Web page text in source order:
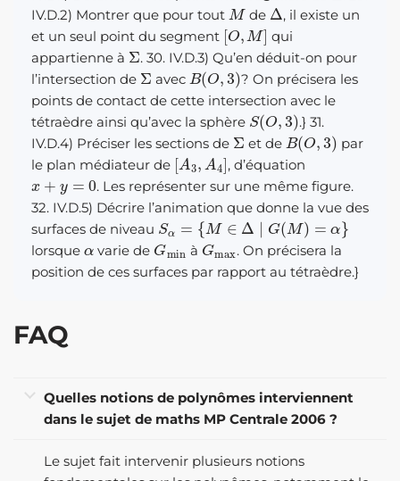
IV.D.2) Montrer que pour tout
M
de
Δ
, il existe un
et un seul point du segment
[ O M]
qui
appartienne à
Σ
. 30. IV.D.3) Qu’en déduit-on pour
l’intersection de
Σ
avec
B(O, 3)
? On précisera les
points de contact de cette intersection avec le
tétraèdre ainsi qu’avec la sphère
S( O 3)
.} 31.
IV.D.4) Préciser les sections de
Σ
et de
B(O 3)
par
le plan médiateur de
[ A A 4
, d’équation
+
. Les représenter sur une même figure.
32. IV.D.5) Décrire l’animation que donne la vue des
surfaces de niveau
Sα M∈Δ ∣ G M )=α }
lorsque varie de
Gmin
à
Gmax
. On précisera la
position de ces surfaces par rapport au tétraèdre.}
FAQ
Quelles notions de polynômes interviennent
dans le sujet de maths MP Centrale 2006 ?
Le sujet fait intervenir plusieurs notions